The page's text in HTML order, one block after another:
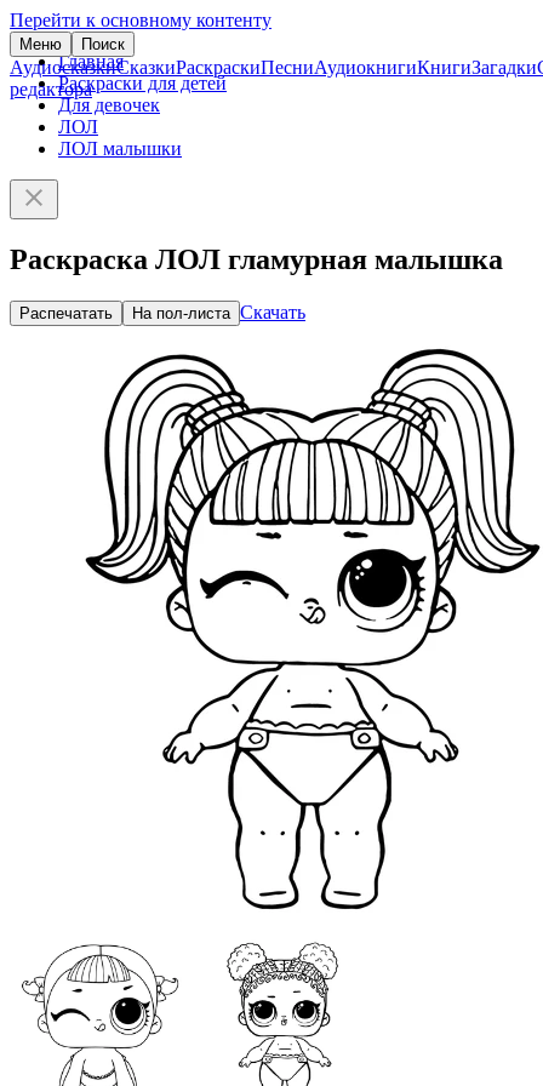
Перейти к основному контенту
Меню Поиск
АудиосказкиСказкиРаскраскиПесниАудиокнигиКнигиЗагадки
редактора
Главная
Раскраски для детей
Для девочек
ЛОЛ
ЛОЛ малышки
Раскраска ЛОЛ гламурная малышка
Распечатать На пол-листа Скачать